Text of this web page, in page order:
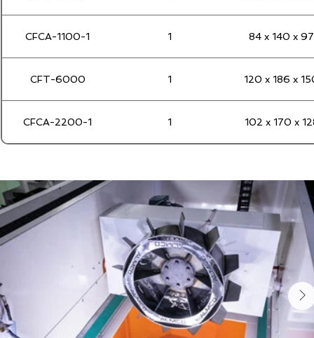
CFCA-1100-1 1 84 x 140 x 97
CFT-6000 1 120 x 186 x
CFCA-2200-1 1 102 x 170 x